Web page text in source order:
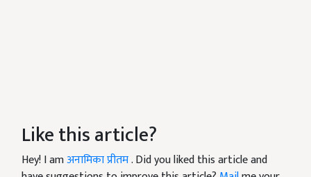
Like this article?
Hey! I amअनामिका प्रीतम. Did you liked this article and